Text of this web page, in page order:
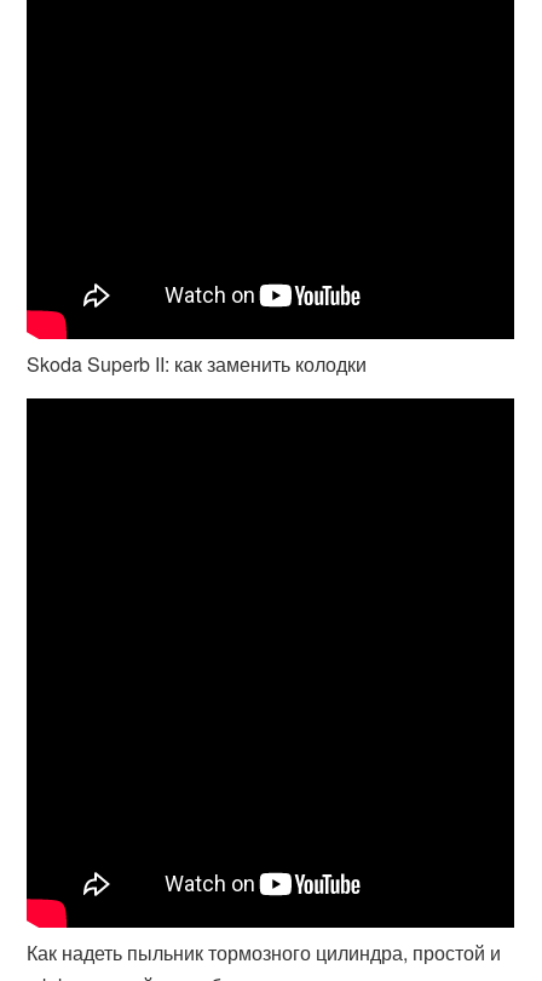
Skoda Superb II: как заменить колодки
Как надеть пыльник тормозного цилиндра, простой и